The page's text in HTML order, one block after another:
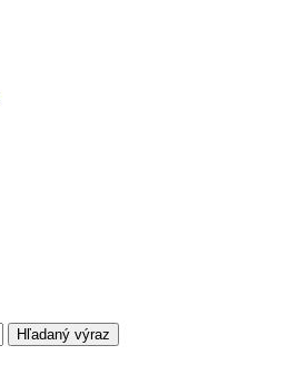
Hľadaný výraz